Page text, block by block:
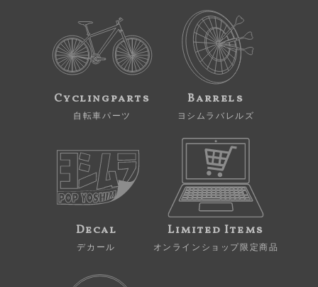
Cyclingparts
自転車パーツ
Barrels
ヨシムラバレルズ
Decal
デカール
Limited Items
オンラインショップ限定商品